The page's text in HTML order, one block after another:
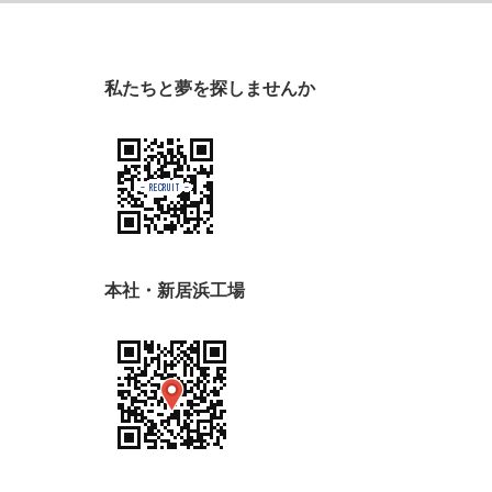
私たちと夢を探しませんか
本社・新居浜工場